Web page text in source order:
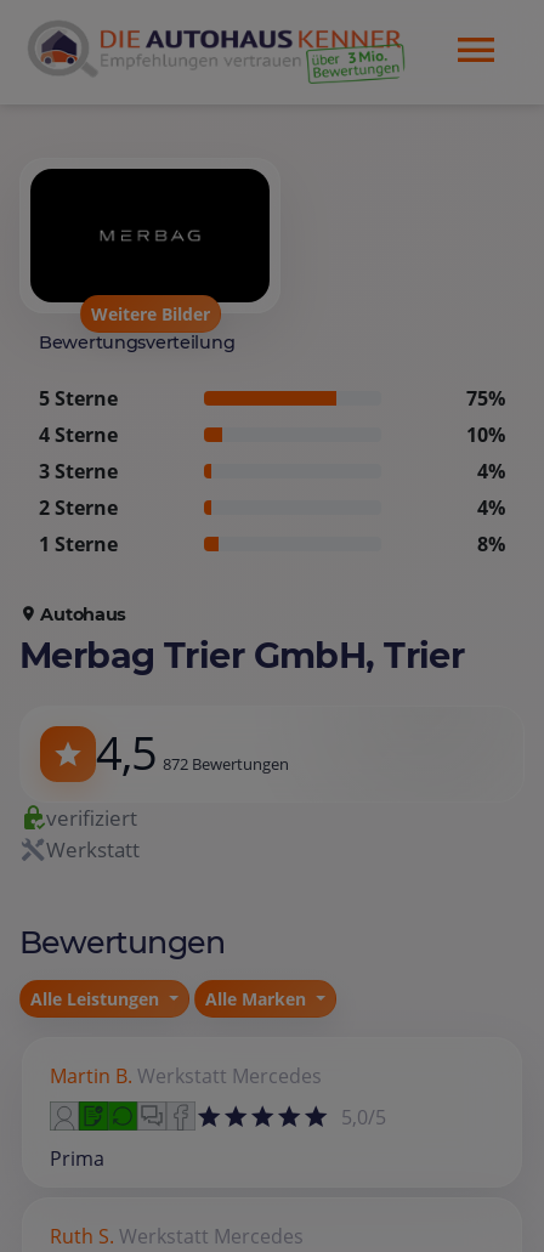
Weitere Bilder
Bewertungsverteilung
5 Sterne
75%
4 Sterne
10%
3 Sterne
4%
2 Sterne
4%
1 Sterne
8%
Autohaus
Merbag Trier GmbH, Trier
4,5 872 Bewertungen
verifiziert
Werkstatt
Bewertungen
Alle Leistungen Alle Marken
Martin B. Werkstatt Mercedes
5,0/5
Prima
Ruth S. Werkstatt Mercedes